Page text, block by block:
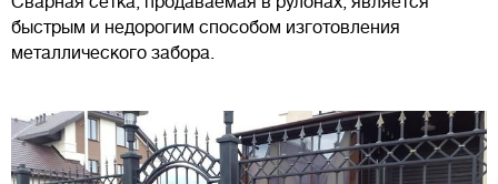
быстрым и недорогим способом изготовления
металлического забора.